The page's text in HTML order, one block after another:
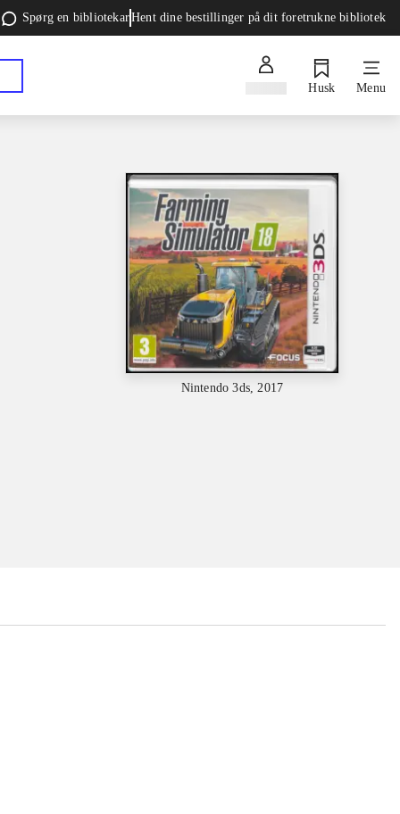
Spørg en bibliotekarHent dine bestillinger på dit foretrukne bibliotek
Husk Menu
Nintendo 3ds, 2017